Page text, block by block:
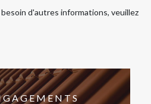
d'autres informations, veuillez